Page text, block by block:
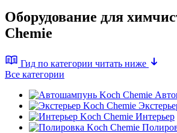
Оборудование для
Chemie
Гид по категории читать ниже
Все категории
Интерьер